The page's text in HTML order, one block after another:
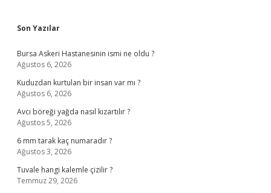
Sidebar
Son Yazılar
Bursa Askeri Hastanesinin ismi ne oldu ?
Ağustos 6, 2026
Kuduzdan kurtulan bir insan var mı ?
Ağustos 6, 2026
Avcı böreği yağda nasıl kızartılır ?
Ağustos 5, 2026
6 mm tarak kaç numaradır ?
Ağustos 3, 2026
Tuvale hangi kalemle çizilir ?
Temmuz 29, 2026